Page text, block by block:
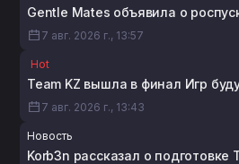
Gentle Mates объявила о
7 авг. 2026 г., 13:57
Hot
Team KZ вышла в финал Игр
7 авг. 2026 г., 13:43
Новость
Korb3n рассказал о